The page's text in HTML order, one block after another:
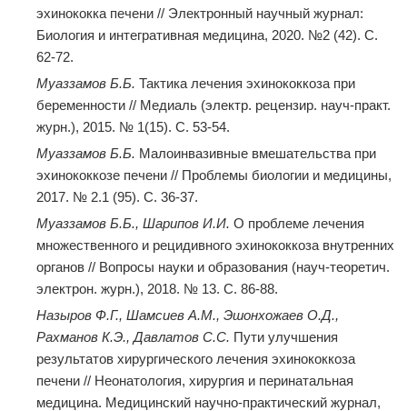
эхинококка печени // Электронный научный журнал:
Биология и интегративная медицина, 2020. №2 (42). С.
62-72.
Муаззамов Б.Б. Тактика лечения эхинококкоза при
беременности // Медиаль (электр. рецензир. науч-практ.
журн.), 2015. № 1(15). С. 53-54.
Муаззамов Б.Б. Малоинвазивные вмешательства при
эхинококкозе печени // Проблемы биологии и медицины,
2017. № 2.1 (95). С. 36-37.
Муаззамов Б.Б., Шарипов И.И. О проблеме лечения
множественного и рецидивного эхинококкоза внутренних
органов // Вопросы науки и образования (науч-теоретич.
электрон. журн.), 2018. № 13. С. 86-88.
Назыров Ф.Г., Шамсиев А.М., Эшонхожаев О.Д.,
Рахманов К.Э., Давлатов С.С. Пути улучшения
результатов хирургического лечения эхинококкоза
печени // Неонатология, хирургия и перинатальная
медицина. Медицинский научно-практический журнал,